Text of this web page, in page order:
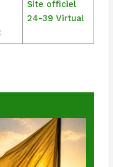
Site officiel
24-39 Virtual